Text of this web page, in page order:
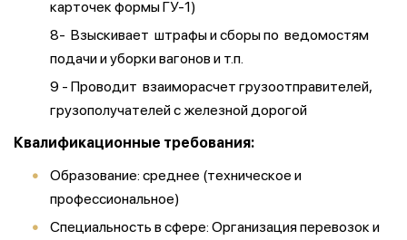
карточек формы ГУ-1)
8- Взыскивает штрафы и сборы по ведомостям
подачи и уборки вагонов и т.п.
9 - Проводит взаиморасчет грузоотправителей,
грузополучателей с железной дорогой
Квалификационные требования:
Образование: среднее (техническое и
профессиональное)
Специальность в сфере: Организация перевозок и